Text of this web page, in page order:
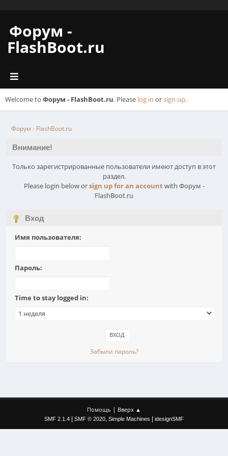
Форум -
FlashBoot.ru
Welcome to Форум - FlashBoot.ru. Please log in orsign up.
Форум - FlashBoot.ru
Внимание!
Только зарегистрированные пользователи имеют доступ в этот
раздел.
Please login below orsign up for an accountwith Форум -
FlashBoot.ru
Вход
Имя пользователя:
Пароль:
Time to stay logged in:
Забыли пароль?
Помощь | Вверх ▲
SMF 2.1.4 SMF © 2020, Simple Machines idesignSMF